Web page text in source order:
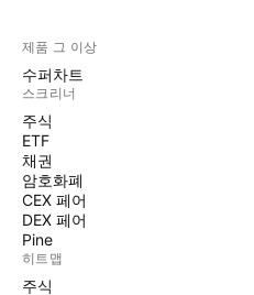
제품 그 이상
수퍼차트
스크리너
주식
ETF
채권
암호화폐
CEX 페어
DEX 페어
Pine
히트맵
주식